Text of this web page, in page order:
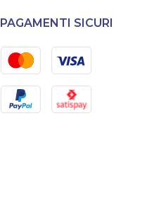
PAGAMENTI SICURI
MastercardVisa
PayPal Satispay